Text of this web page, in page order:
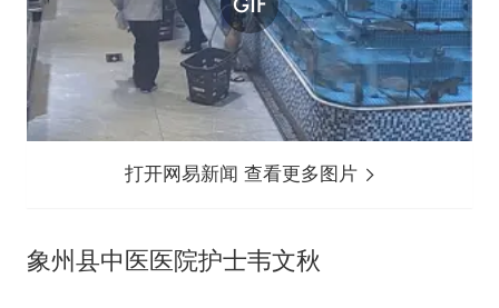
打开网易新闻 查看更多图片
象州县中医医院护士韦文秋